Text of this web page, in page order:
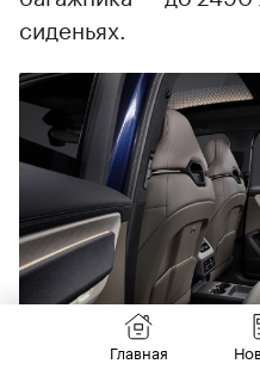
сиденьях.
Главная